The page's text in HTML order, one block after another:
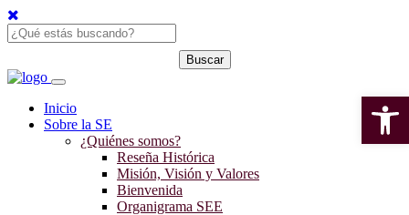
Inicio
Sobre la SE
¿Quiénes somos?
Reseña Histórica
Misión, Visión y Valores
Bienvenida
Organigrama SEE